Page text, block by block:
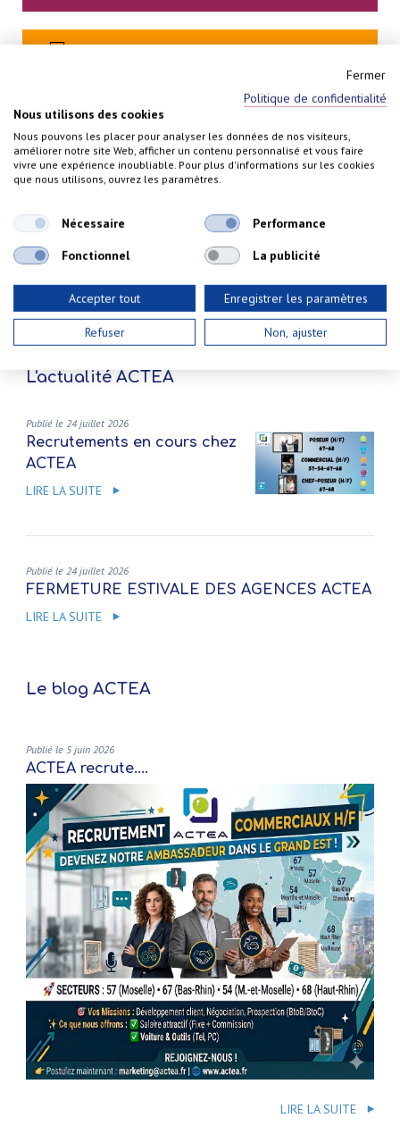
PRENEZ RENDEZ-VOUS
Nos actualités
L'actualité ACTEA
Publié le 24 juillet 2026
Recrutements en cours chez
ACTEA
LIRE LA SUITE
Publié le 24 juillet 2026
FERMETURE ESTIVALE DES AGENCES ACTEA
LIRE LA SUITE
Le blog ACTEA
Publié le 5 juin 2026
ACTEA recrute....
LIRE LA SUITE
Fermer
Politique de confidentialité
Nous utilisons des cookies
Nous pouvons les placer pour analyser les données de nos visiteurs,
améliorer notre site Web, afficher un contenu personnalisé et vous faire
vivre une expérience inoubliable. Pour plus d'informations sur les cookies
que nous utilisons, ouvrez les paramètres.
Nécessaire
Performance
Fonctionnel
La publicité
Accepter tout Enregistrer les paramètres
Refuser Non, ajuster